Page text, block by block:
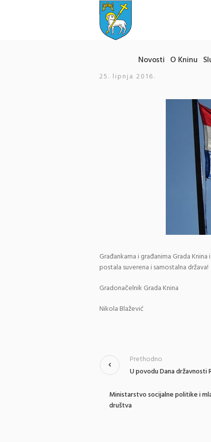
Novosti O Kninu
25. lipnja 2016.
Građankama i građanima Grada
postala suverena i samostalna država!
Gradonačelnik Grada Knina
Nikola Blažević
U povodu Dana državnosti
Prethodno
Ministarstvo socijalne politike i
društva